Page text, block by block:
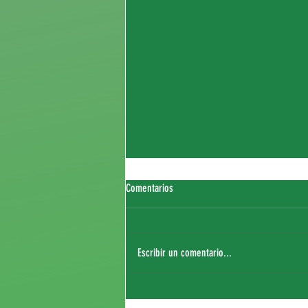
Comentarios
Escribir un comentario...